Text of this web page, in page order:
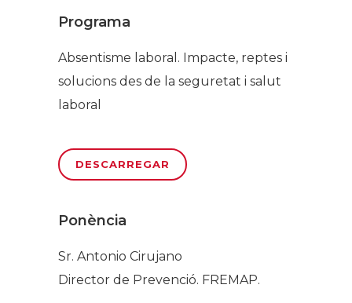
Programa
Absentisme laboral. Impacte, reptes i
solucions des de la seguretat i salut
laboral
DESCARREGAR
Ponència
Sr. Antonio Cirujano
Director de Prevenció. FREMAP.